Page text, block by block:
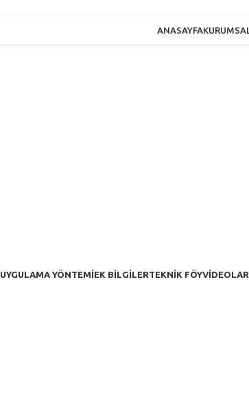
ANASAYFAKURUMSAL
UYGULAMA YÖNTEMIEK BILGILERTEKNIK FÖYVIDEOLAR